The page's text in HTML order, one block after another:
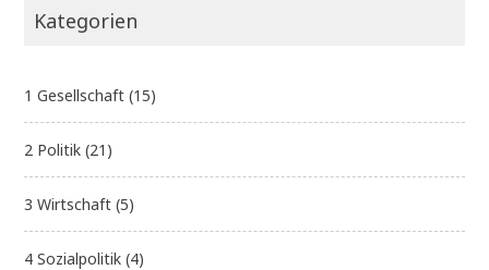
Kategorien
1 Gesellschaft (15)
2 Politik (21)
3 Wirtschaft (5)
4 Sozialpolitik (4)